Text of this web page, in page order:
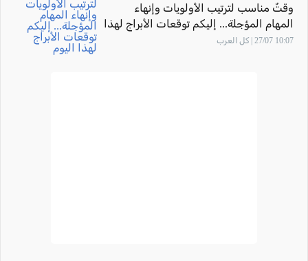
وقتٌ مناسب لترتيب الأولويات وإنهاء
المهام المؤجلة... إليكم توقعات الأبراج لهذا
اليوم
10:07 27/07 | كل العرب